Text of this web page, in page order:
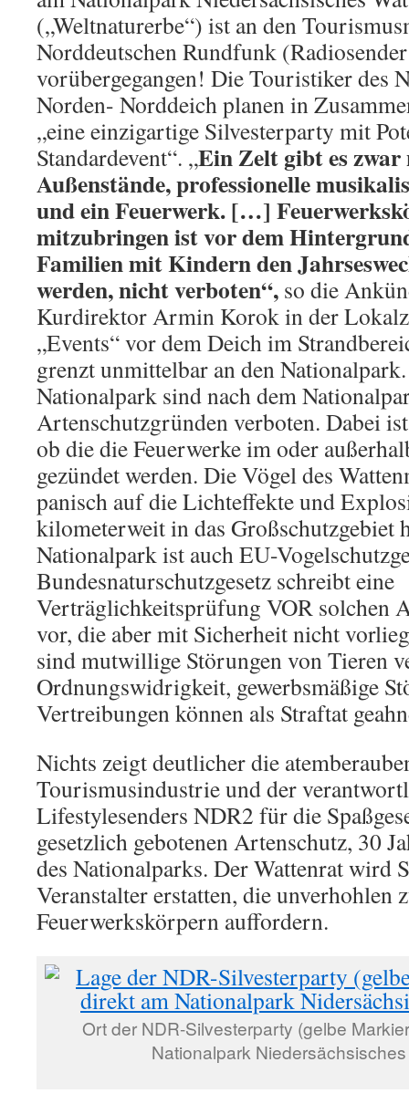
(„Weltnaturerbe“) ist an den
Norddeutschen Rundfunk
vorübergegangen! Die Touristiker des
Norden- Norddeich planen in
„eine einzigartige Silvesterparty mit
Standardevent“. „Ein Zelt gibt es
Außenstände, professionelle
und ein Feuerwerk. […]
mitzubringen ist vor dem
Familien mit Kindern den
werden, nicht verboten“, so die
Kurdirektor Armin Korok in der
„Events“ vor dem Deich im
grenzt unmittelbar an den
Nationalpark sind nach dem
Artenschutzgründen verboten. Dabei
ob die die Feuerwerke im oder
gezündet werden. Die Vögel des
panisch auf die Lichteffekte und
kilometerweit in das Großschutzgebiet
Nationalpark ist auch EU-
Bundesnaturschutzgesetz schreibt eine
Verträglichkeitsprüfung VOR solchen
vor, die aber mit Sicherheit nicht
sind mutwillige Störungen von Tieren
Ordnungswidrigkeit, gewerbsmäßige
Vertreibungen können als Straftat
Nichts zeigt deutlicher die
Tourismusindustrie und der
Lifestylesenders NDR2 für die
gesetzlich gebotenen Artenschutz, 30
des Nationalparks. Der Wattenrat wird
Veranstalter erstatten, die
Feuerwerkskörpern auffordern.
Ort der NDR-Silvesterparty (gelbe
Nationalpark